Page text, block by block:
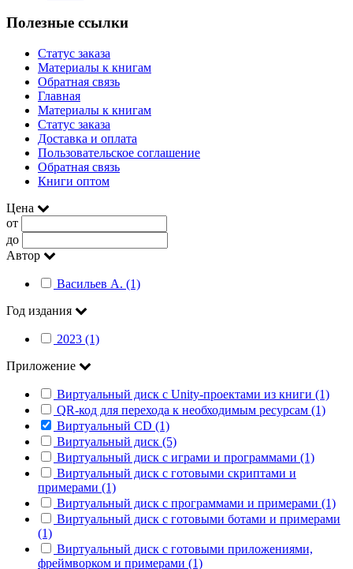
Полезные ссылки
Статус заказа
Материалы к книгам
Обратная связь
Главная
Материалы к книгам
Статус заказа
Доставка и оплата
Пользовательское соглашение
Обратная связь
Книги оптом
Цена
от
до
Автор
Васильев А. (1)
Год издания
2023 (1)
Приложение
Виртуальный диск с Unity-проектами из книги (1)
QR-код для перехода к необходимым ресурсам (1)
Виртуальный CD (1)
Виртуальный диск (5)
Виртуальный диск с играми и программами (1)
Виртуальный диск с готовыми скриптами и
примерами (1)
Виртуальный диск с программами и примерами (1)
Виртуальный диск с готовыми ботами и примерами
(1)
Виртуальный диск с готовыми приложениями,
фреймворком и примерами (1)